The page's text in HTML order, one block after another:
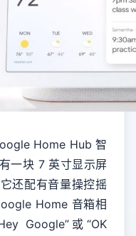
Home Hub 智
一块 7 英寸显示屏
还配有音量操控摇
Home 音箱相
Google”或“OK